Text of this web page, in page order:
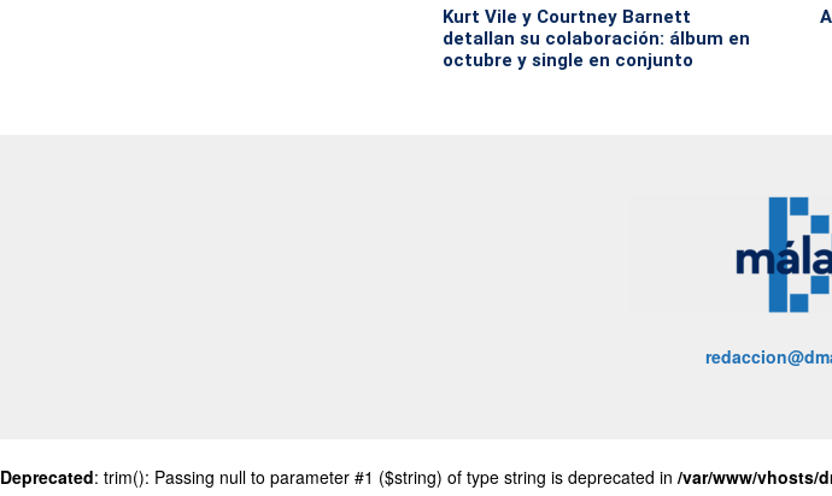
Kurt Vile y Courtney Barnett
detallan su colaboración: álbum en
octubre y single en conjunto
Deprecated: trim(): Passing null to parameter #1 ($string) of type string is deprecated in /var/www/vhosts/